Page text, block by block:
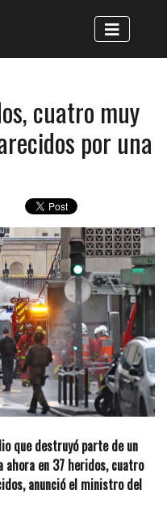
cuatro muy
por una
que destruyó parte de un
en 37 heridos, cuatro
anunció el ministro del